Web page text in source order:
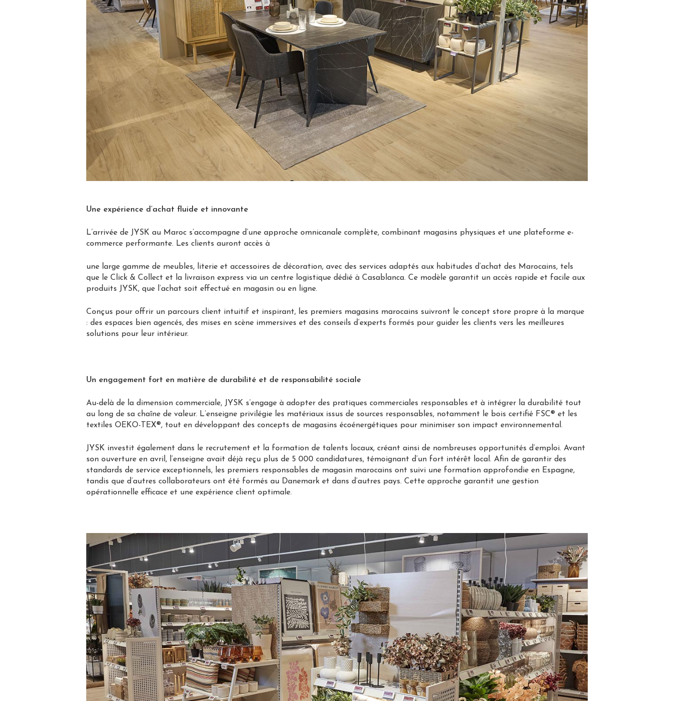
Une expérience d’achat fluide et innovante
L’arrivée de JYSK au Maroc s’accompagne d’une approche omnicanale complète, combinant magasins physiques et une plateforme e-
commerce performante. Les clients auront accès à
une large gamme de meubles, literie et accessoires de décoration, avec des services adaptés aux habitudes d’achat des Marocains, tels
que le Click & Collect et la livraison express via un centre logistique dédié à Casablanca. Ce modèle garantit un accès rapide et facile aux
produits JYSK, que l’achat soit effectué en magasin ou en ligne.
Conçus pour offrir un parcours client intuitif et inspirant, les premiers magasins marocains suivront le concept store propre à la marque
: des espaces bien agencés, des mises en scène immersives et des conseils d’experts formés pour guider les clients vers les meilleures
solutions pour leur intérieur.
Un engagement fort en matière de durabilité et de responsabilité sociale
Au-delà de la dimension commerciale, JYSK s’engage à adopter des pratiques commerciales responsables et à intégrer la durabilité tout
au long de sa chaîne de valeur. L’enseigne privilégie les matériaux issus de sources responsables, notamment le bois certifié FSC® et les
textiles OEKO-TEX®, tout en développant des concepts de magasins écoénergétiques pour minimiser son impact environnemental.
JYSK investit également dans le recrutement et la formation de talents locaux, créant ainsi de nombreuses opportunités d’emploi. Avant
son ouverture en avril, l’enseigne avait déjà reçu plus de 5 000 candidatures, témoignant d’un fort intérêt local. Afin de garantir des
standards de service exceptionnels, les premiers responsables de magasin marocains ont suivi une formation approfondie en Espagne,
tandis que d’autres collaborateurs ont été formés au Danemark et dans d’autres pays. Cette approche garantit une gestion
opérationnelle efficace et une expérience client optimale.